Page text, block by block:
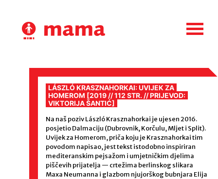
LÁSZLÓ KRASZNAHORKAI: UVIJEK ZA
HOMEROM [2019 // 112 STR. // PRIJEVOD:
VIKTORIJA ŠANTIĆ]
Na naš poziv László Krasznahorkai je ujesen 2016.
posjetio Dalmaciju (Dubrovnik, Korčulu, Mljet i Split).
Uvijek za Homerom, priča koju je Krasznahorkai tim
povodom napisao, jest tekst istodobno inspiriran
mediteranskim pejsažom i umjetničkim djelima
piščevih prijatelja — crtežima berlinskog slikara
Maxa Neumanna i glazbom njujorškog bubnjara Elija